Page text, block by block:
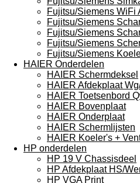
Fujitsu/Siemens WiFi
Fujitsu/Siemens
Fujitsu/Siemens
Fujitsu/Siemens
Fujitsu/Siemens
HAIER Onderdelen
HAIER Schermdeksel
HAIER Afdekplaat
HAIER Toetsenbord
HAIER Bovenplaat
HAIER Onderplaat
HAIER Schermlijsten
HAIER Koeler's +
HP onderdelen
HP 19 V Chassisdeel
HP Afdekplaat HS/
HP VGA Print